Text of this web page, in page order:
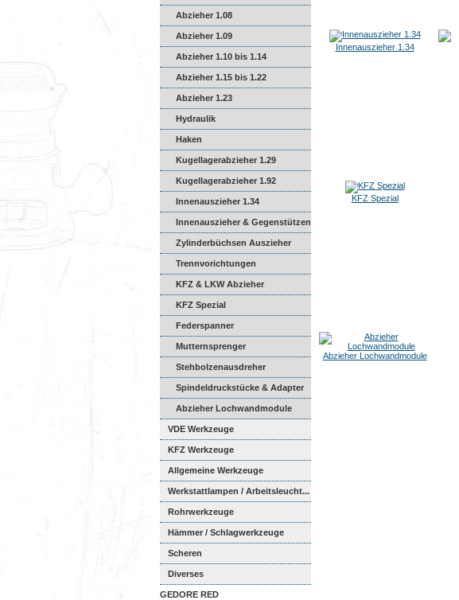
Abzieher 1.08
Abzieher 1.09
Abzieher 1.10 bis 1.14
Abzieher 1.15 bis 1.22
Abzieher 1.23
Hydraulik
Haken
Kugellagerabzieher 1.29
Kugellagerabzieher 1.92
Innenauszieher 1.34
Innenauszieher & Gegenstützen
Zylinderbüchsen Auszieher
Trennvorichtungen
KFZ & LKW Abzieher
KFZ Spezial
Federspanner
Mutternsprenger
Stehbolzenausdreher
Spindeldruckstücke & Adapter
Abzieher Lochwandmodule
VDE Werkzeuge
KFZ Werkzeuge
Allgemeine Werkzeuge
Werkstattlampen / Arbeitsleucht...
Rohrwerkzeuge
Hämmer / Schlagwerkzeuge
Scheren
Diverses
GEDORE RED
Innenauszieher 1.34
KFZ Spezial
Abzieher Lochwandmodule